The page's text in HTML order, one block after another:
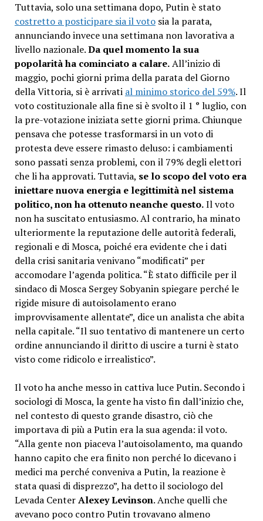
Tuttavia, solo una settimana dopo, Putin è stato
costretto a posticipare sia il votosia la parata,
annunciando invece una settimana non lavorativa a
livello nazionale.Da quel momento la sua
popolarità ha cominciato a calare.All’inizio di
maggio, pochi giorni prima della parata del Giorno
della Vittoria, si è arrivati al minimo storico del 59%. Il
voto costituzionale alla fine si è svolto il 1 ° luglio, con
la pre-votazione iniziata sette giorni prima. Chiunque
pensava che potesse trasformarsi in un voto di
protesta deve essere rimasto deluso: i cambiamenti
sono passati senza problemi, con il 79% degli elettori
che li ha approvati. Tuttavia, se lo scopo del voto era
iniettare nuova energia e legittimità nel sistema
politico, non ha ottenuto neanche questo.Il voto
non ha suscitato entusiasmo. Al contrario, ha minato
ulteriormente la reputazione delle autorità federali,
regionali e di Mosca, poiché era evidente che i dati
della crisi sanitaria venivano “modificati” per
accomodare l’agenda politica. “È stato difficile per il
sindaco di Mosca Sergey Sobyanin spiegare perché le
rigide misure di autoisolamento erano
improvvisamente allentate”, dice un analista che abita
nella capitale. “Il suo tentativo di mantenere un certo
ordine annunciando il diritto di uscire a turni è stato
visto come ridicolo e irrealistico”.
Il voto ha anche messo in cattiva luce Putin. Secondo i
sociologi di Mosca, la gente ha visto fin dall’inizio che,
nel contesto di questo grande disastro, ciò che
importava di più a Putin era la sua agenda: il voto.
“Alla gente non piaceva l’autoisolamento, ma quando
hanno capito che era finito non perché lo dicevano i
medici ma perché conveniva a Putin, la reazione è
stata quasi di disprezzo”, ha detto il sociologo del
Levada CenterAlexey Levinson. Anche quelli che
avevano poco contro Putin trovavano almeno